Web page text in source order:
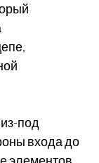
под
входа до